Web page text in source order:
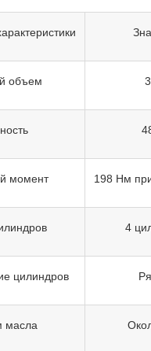
объем
момент 198 Нм
4
цилиндров
масла